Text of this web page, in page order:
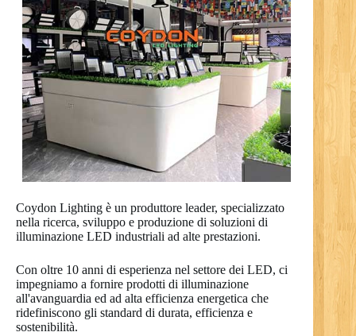
Coydon Lighting è un produttore leader, specializzato
nella ricerca, sviluppo e produzione di soluzioni di
illuminazione LED industriali ad alte prestazioni.
Con oltre 10 anni di esperienza nel settore dei LED, ci
impegniamo a fornire prodotti di illuminazione
all'avanguardia ed ad alta efficienza energetica che
ridefiniscono gli standard di durata, efficienza e
sostenibilità.